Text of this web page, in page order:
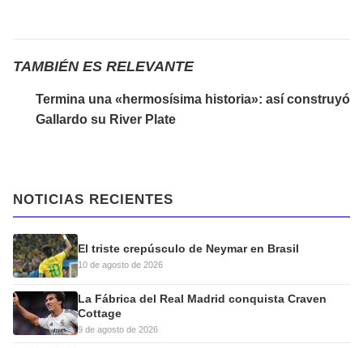
TAMBIÉN ES RELEVANTE
Termina una «hermosísima historia»: así construyó
Gallardo su River Plate
NOTICIAS RECIENTES
El triste crepúsculo de Neymar en Brasil
10 de agosto de 2026
La Fábrica del Real Madrid conquista Craven
Cottage
9 de agosto de 2026